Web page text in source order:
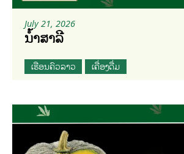
July 21, 2026
ນ້ຳສາລີ
ເຮືອນຄົວລາວ ເຄື່ອງດື່ມ